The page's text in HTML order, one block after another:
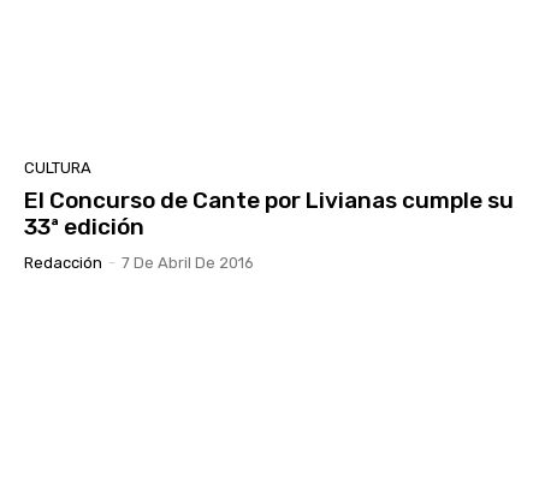
CULTURA
El Concurso de Cante por Livianas cumple su
33ª edición
Redacción - 7 De Abril De 2016